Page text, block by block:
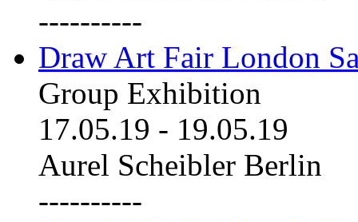
----------
Draw Art Fair London
Group Exhibition
17.05.19 - 19.05.19
Aurel Scheibler Berlin
----------